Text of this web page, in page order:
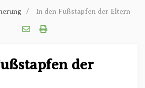
In den Fußstapfen der Eltern
der